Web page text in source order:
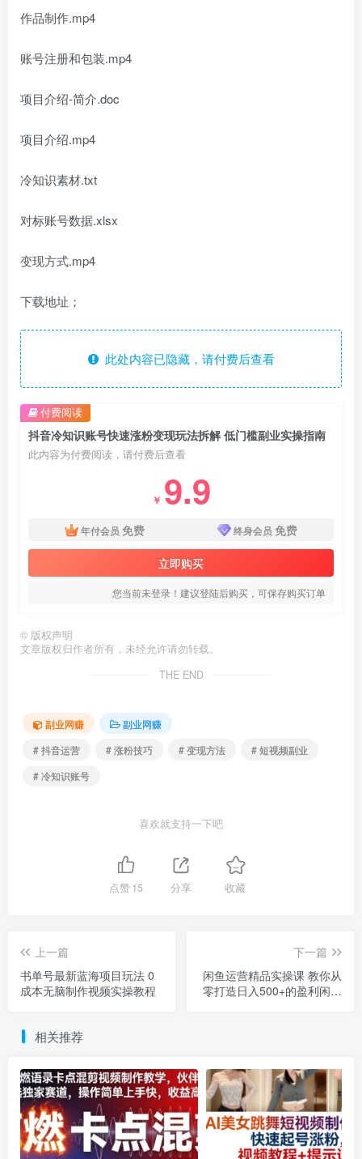
作品制作.mp4
账号注册和包装.mp4
项目介绍-简介.doc
项目介绍.mp4
冷知识素材.txt
对标账号数据.xlsx
变现方式.mp4
下载地址；
此处内容已隐藏，请付费后查看
抖音冷知识账号快速涨粉变现玩法拆解 低门槛副业实操指南
此内容为付费阅读，请付费后查看
￥ 9.9
年付会员 免费 终身会员 免费
立即购买
您当前未登录！建议登陆后购买，可保存购买订单
付费阅读
© 版权声明
文章版权归作者所有，未经允许请勿转载。
THE END
副业网赚
副业网赚
# 抖音运营
# 涨粉技巧 # 变现方法
# 短视频副业
# 冷知识账号
喜欢就支持一下吧
点赞15 分享 收藏
上一篇
书单号最新蓝海项目玩法 0
成本无脑制作视频实操教程
下一篇
闲鱼运营精品实操课 教你从
零打造日入500+的盈利闲鱼
相关推荐